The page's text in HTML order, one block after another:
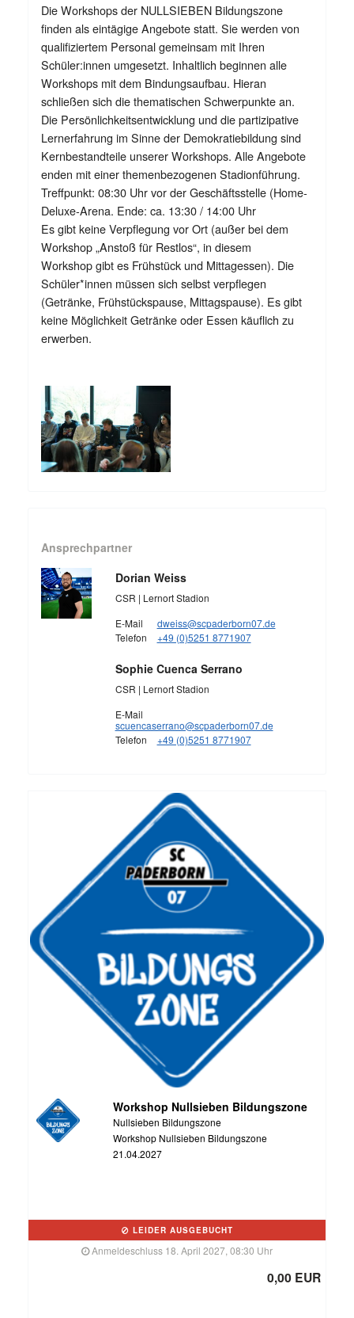
Die Workshops der NULLSIEBEN Bildungszone
finden als eintägige Angebote statt. Sie werden von
qualifiziertem Personal gemeinsam mit Ihren
Schüler:innen umgesetzt. Inhaltlich beginnen alle
Workshops mit dem Bindungsaufbau. Hieran
schließen sich die thematischen Schwerpunkte an.
Die Persönlichkeitsentwicklung und die partizipative
Lernerfahrung im Sinne der Demokratiebildung sind
Kernbestandteile unserer Workshops. Alle Angebote
enden mit einer themenbezogenen Stadionführung.
Treffpunkt: 08:30 Uhr vor der Geschäftsstelle (Home-
Deluxe-Arena. Ende: ca. 13:30 / 14:00 Uhr
Es gibt keine Verpflegung vor Ort (außer bei dem
Workshop „Anstoß für Restlos“, in diesem
Workshop gibt es Frühstück und Mittagessen). Die
Schüler*innen müssen sich selbst verpflegen
(Getränke, Frühstückspause, Mittagspause). Es gibt
keine Möglichkeit Getränke oder Essen käuflich zu
erwerben.
Ansprechpartner
Dorian Weiss
CSR | Lernort Stadion
E-Mail
dweiss@scpaderborn07.de
Telefon
+49 (0)5251 8771907
Sophie Cuenca Serrano
CSR | Lernort Stadion
E-Mail
scuencaserrano@scpaderborn07.de
Telefon
+49 (0)5251 8771907
Workshop Nullsieben Bildungszone
Nullsieben Bildungszone
Workshop Nullsieben Bildungszone
21.04.2027
LEIDER AUSGEBUCHT
Anmeldeschluss 18. April 2027, 08:30 Uhr
0,00 EUR